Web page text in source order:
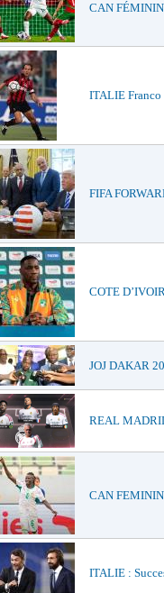
CAN
ITALIE Franco
FIFA
COTE
JOJ DAKAR
REAL
CAN
ITALIE :